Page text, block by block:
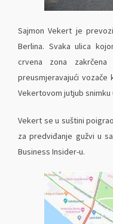
Sajmon Vekert je
Berlina. Svaka ulica
crvena zona zakrčena
preusmjeravajući
Vekertovom jutjub
Vekert se u suštini
za predviđanje gužvi u
Business Insider-u.